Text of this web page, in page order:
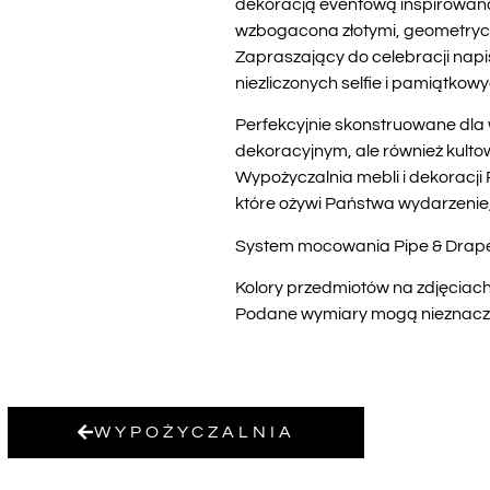
dekoracją eventową
wzbogacona złotymi,
Zapraszający do celebracji
niezliczonych selfie i
Perfekcyjnie skonstruowane dla
dekoracyjnym, ale również
Wypożyczalnia mebli i dekoracji
które ożywi Państwa
System mocowania Pipe &
Kolory przedmiotów na
Podane wymiary mogą
WYPOŻYCZALNIA